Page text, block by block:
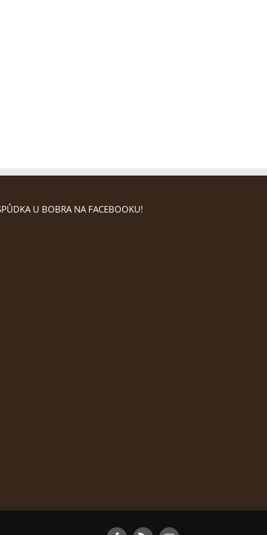
U BOBRA NA FACEBOOKU!